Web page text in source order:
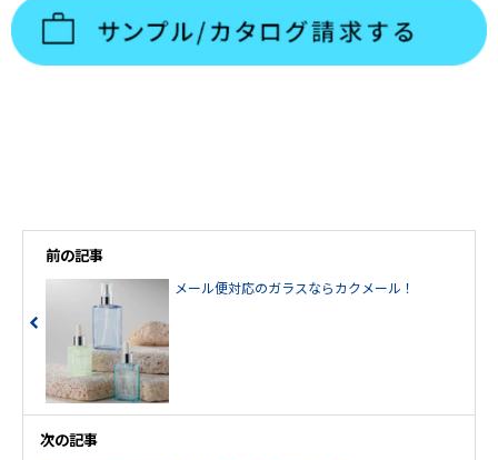
前の記事
メール便対応のガラスならカクメール！
次の記事